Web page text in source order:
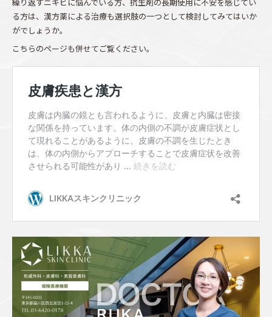
る方は、漢方薬による治療も選択肢の一つとして検討してみてはいか
がでしょうか。
こちらのページも併せてご覧ください。